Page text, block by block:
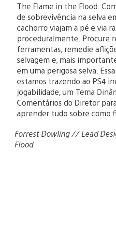
The Flame in the Flood:
de sobrevivência na selva
cachorro viajam a pé e via
proceduralmente. Procure
ferramentas, remedie
selvagem e, mais
em uma perigosa selva.
estamos trazendo ao PS4
jogabilidade, um Tema
Comentários do Diretor
aprender tudo sobre como
Forrest Dowling // Lead
Flood